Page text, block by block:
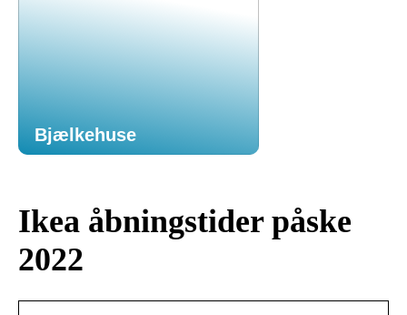
Bjælkehuse
Ikea åbningstider påske
2022